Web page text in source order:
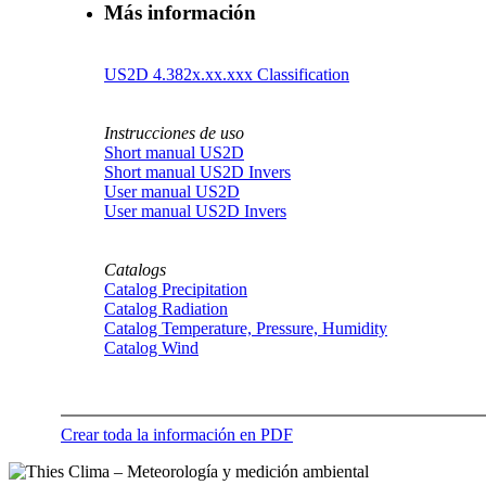
Más información
US2D 4.382x.xx.xxx Classification
Instrucciones de uso
Short manual US2D
Short manual US2D Invers
User manual US2D
User manual US2D Invers
Catalogs
Catalog Precipitation
Catalog Radiation
Catalog Temperature, Pressure, Humidity
Catalog Wind
Crear toda la información en PDF